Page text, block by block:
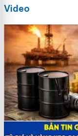
Video